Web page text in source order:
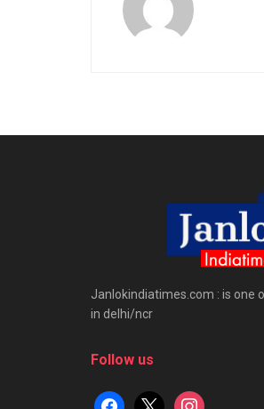
Janlokindiatimes.com : is one
in delhi/ncr
Follow us
facebook
x instagram